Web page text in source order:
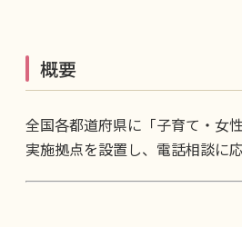
概要
全国各都道府県に「子育て・女
実施拠点を設置し、電話相談に応